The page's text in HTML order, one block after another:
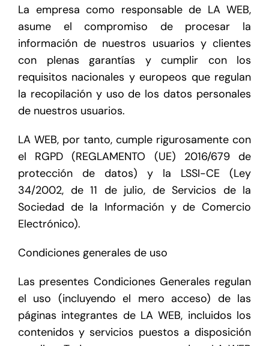
La empresa como responsable de LA WEB,
asume el compromiso de procesar la
información de nuestros usuarios y clientes
con plenas garantías y cumplir con los
requisitos nacionales y europeos que regulan
la recopilación y uso de los datos personales
de nuestros usuarios.
LA WEB, por tanto, cumple rigurosamente con
el RGPD (REGLAMENTO (UE) 2016/679 de
protección de datos) y la LSSI-CE (Ley
34/2002, de 11 de julio, de Servicios de la
Sociedad de la Información y de Comercio
Electrónico).
Condiciones generales de uso
Las presentes Condiciones Generales regulan
el uso (incluyendo el mero acceso) de las
páginas integrantes de LA WEB, incluidos los
contenidos y servicios puestos a disposición